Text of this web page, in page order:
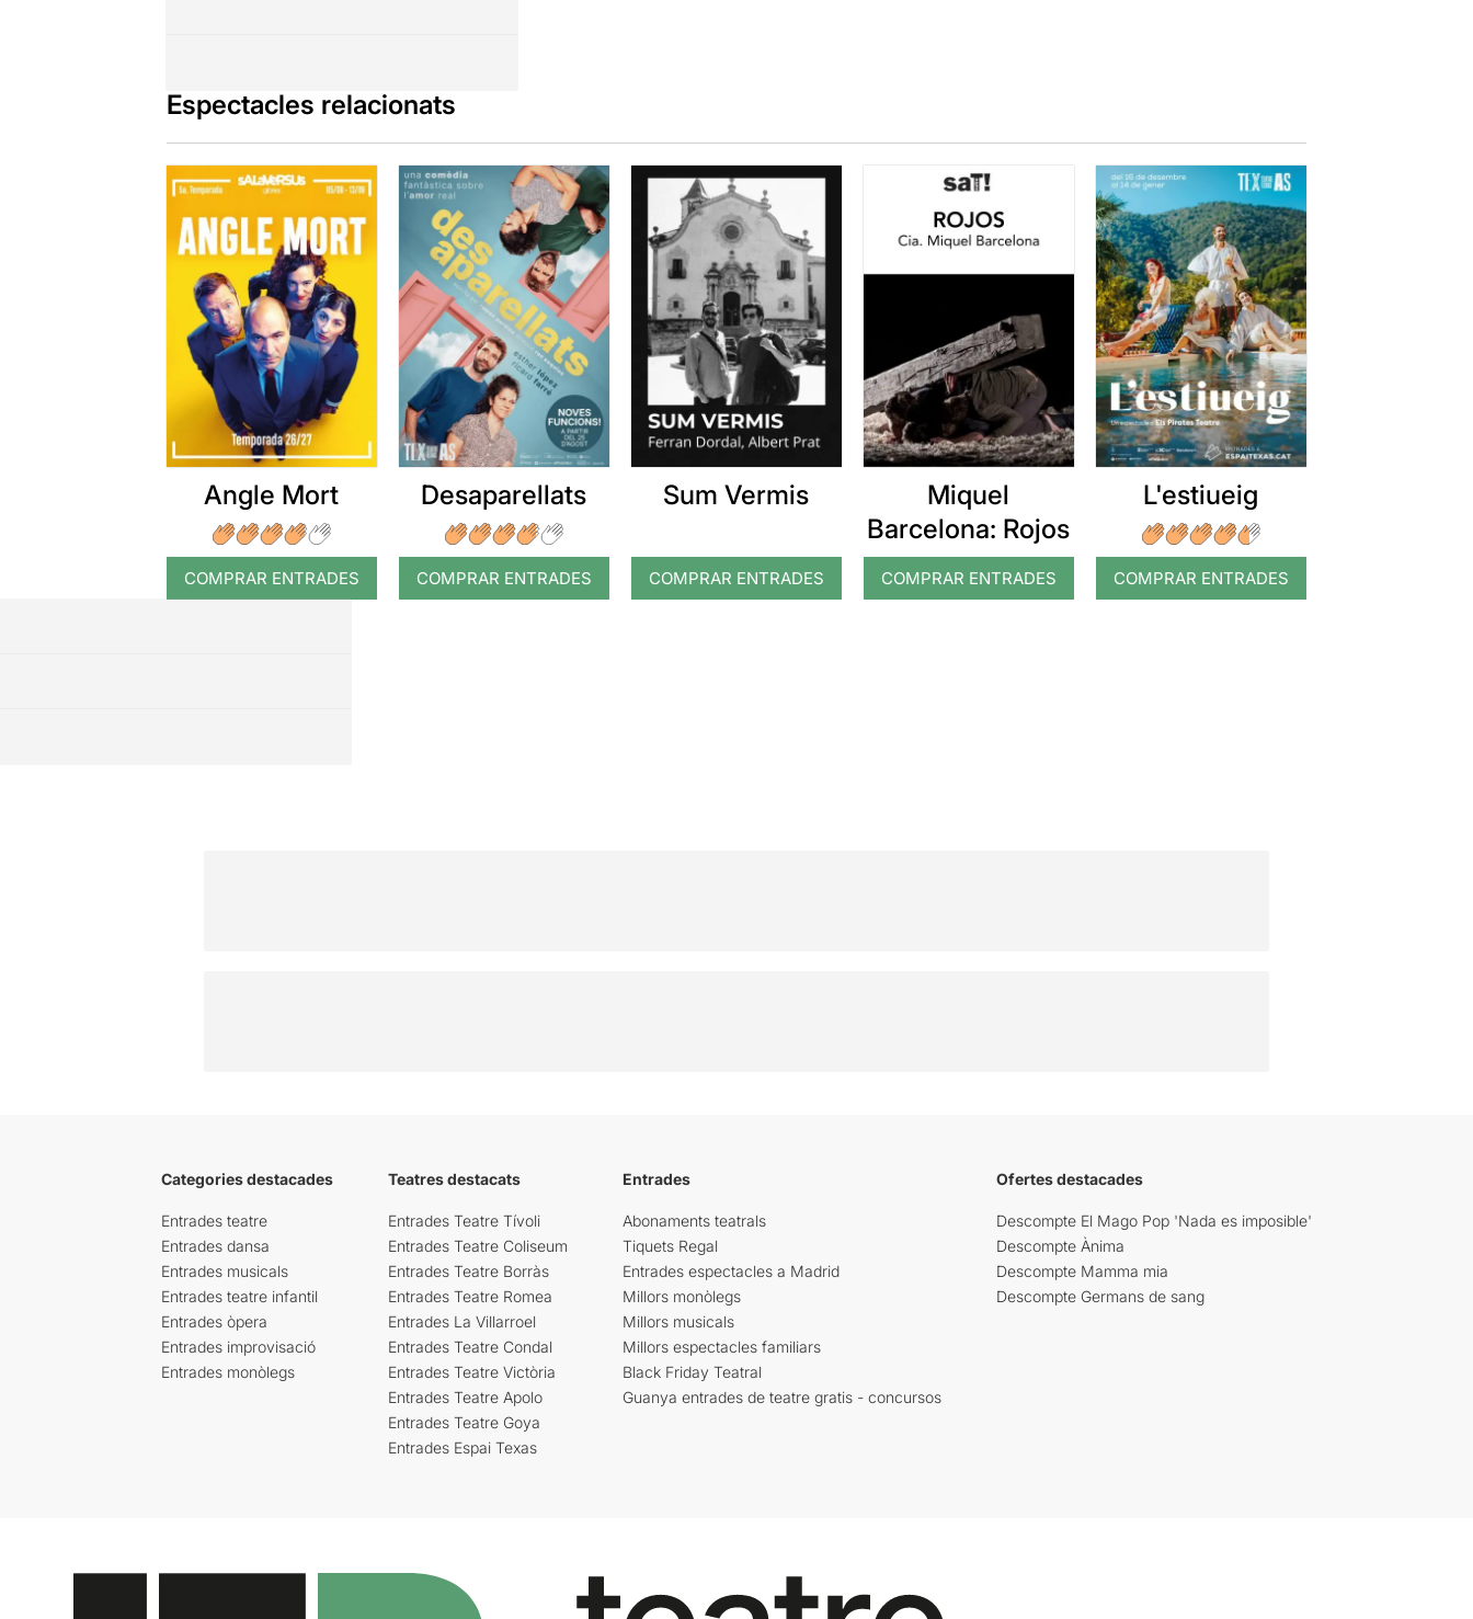
Espectacles relacionats
Angle Mort
COMPRAR ENTRADES
Desaparellats
COMPRAR ENTRADES
Sum Vermis
COMPRAR ENTRADES
Miquel
Barcelona: Rojos
COMPRAR ENTRADES
L'estiueig
COMPRAR ENTRADES
Categories destacades
Entrades teatre
Entrades dansa
Entrades musicals
Entrades teatre infantil
Entrades òpera
Entrades improvisació
Entrades monòlegs
Teatres destacats
Entrades Teatre Tívoli
Entrades Teatre Coliseum
Entrades Teatre Borràs
Entrades Teatre Romea
Entrades La Villarroel
Entrades Teatre Condal
Entrades Teatre Victòria
Entrades Teatre Apolo
Entrades Teatre Goya
Entrades Espai Texas
Entrades
Abonaments teatrals
Tiquets Regal
Entrades espectacles a Madrid
Millors monòlegs
Millors musicals
Millors espectacles familiars
Black Friday Teatral
Guanya entrades de teatre gratis - concursos
Ofertes destacades
Descompte El Mago Pop 'Nada es imposible'
Descompte Ànima
Descompte Mamma mia
Descompte Germans de sang